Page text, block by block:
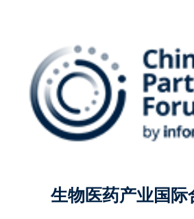
生物医药产业国际